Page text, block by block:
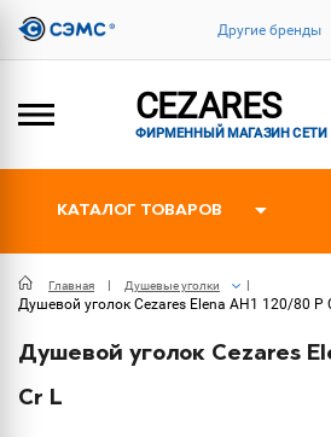
Другие бренды
CEZARES
ФИРМЕННЫЙ МАГАЗИН СЕТИ
КАТАЛОГ ТОВАРОВ
Главная Душевые уголки
Душевой уголок Cezares Elena AH1 120/80 P
Душевой уголок Cezares
Cr L